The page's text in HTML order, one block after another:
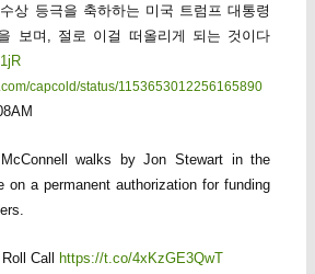
상 등극을 축하하는 미국 트럼프 대통령
보며, 절로 이걸 떠올리게 되는 것이다
capcold/status/1153653012256165890
walks by Jon Stewart in the
on a permanent authorization for funding
Call https://t.co/4xKzGE3QwT